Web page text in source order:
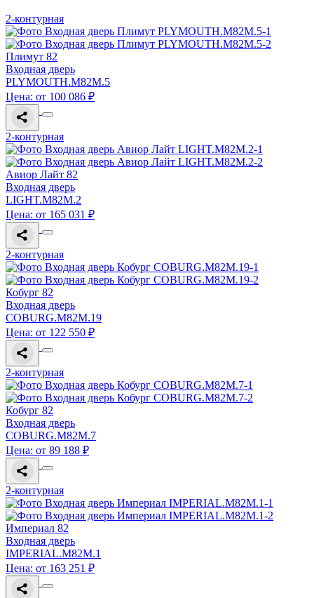
2-контурная
Плимут 82
Входная дверь
PLYMOUTH.M82M.5
Цена: от 100 086 ₽
2-контурная
Авиор Лайт 82
Входная дверь
LIGHT.M82M.2
Цена: от 165 031 ₽
2-контурная
Кобург 82
Входная дверь
COBURG.M82M.19
Цена: от 122 550 ₽
2-контурная
Кобург 82
Входная дверь
COBURG.M82M.7
Цена: от 89 188 ₽
2-контурная
Империал 82
Входная дверь
IMPERIAL.M82M.1
Цена: от 163 251 ₽